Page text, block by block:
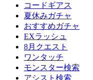
コードギアス
夏休みガチャ
おすすめガチャ
EXラッシュ
8月クエスト
ワンタッチ
モンスター検索
アシスト検索